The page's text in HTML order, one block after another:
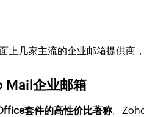
几家主流的企业邮箱提供商，
企业邮箱
套件的高性价比著称。